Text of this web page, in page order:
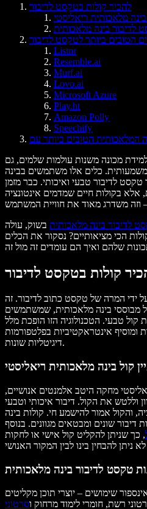
להכיר קולות בטקסט לדיבור
מלאכותית ריאליסטי
לדיבור בינה מלאכותית
הטובים ביותר לטקסט לדיבור
Listnr
Resemble.ai
Murf.ai
Lovo.ai
Microsoft Azure
Play.ht
Amazon Polly
Speechify
מכונה משנות עולמות שלמים, גם
כלים אלו משתמשים בבינה
לדיבור טבעי ואיכותי. כבר מזמן
אלא בקולות חיים שמדמים אינטונציה
לדיבור בינה מלאכותית בשוק, עולה
הכי מציאותיים? נסקור את הכלים
קולות בטקסט לדיבור
ידי המרה של טקסט כתוב לדיבור. זה
מבוססי בינה מלאכותית, שמשתמשים
טבעי. הטכנולוגיה הזו הופכת מלל
ומוסיף אינטראקטיביות בפלטפורמות
דיגיטליות שונות.
קול בינה מלאכותית ריאליסטי
מחקה היטב אלמנטים אנושיים,
וללטש את הקול. דיבור איכותי וטבעי
והקול אמור להישמע חי. קולות בינה
דיבור שונים ומבטאים מגוונים. בנוסף
, כך שניתן להקליט קול אישי או לחקות
טקסט לדיבור בינה מלאכותית
שימושים – יוצרי תוכן מקליטים
רשת, חומרי לימוד מרחוק וסרטוני